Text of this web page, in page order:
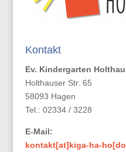
Kontakt
Ev. Kindergarten
Holthauser Str. 65
58093 Hagen
Tel.: 02334 / 3228
E-Mail:
kontakt[at]kiga-ha-